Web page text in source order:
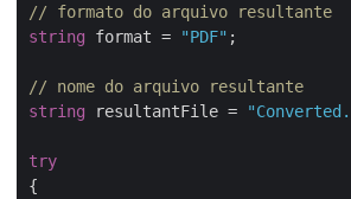
// formato do arquivo resultante
string format = "PDF" ;
// nome do arquivo resultante
string resultantFile =
try
{